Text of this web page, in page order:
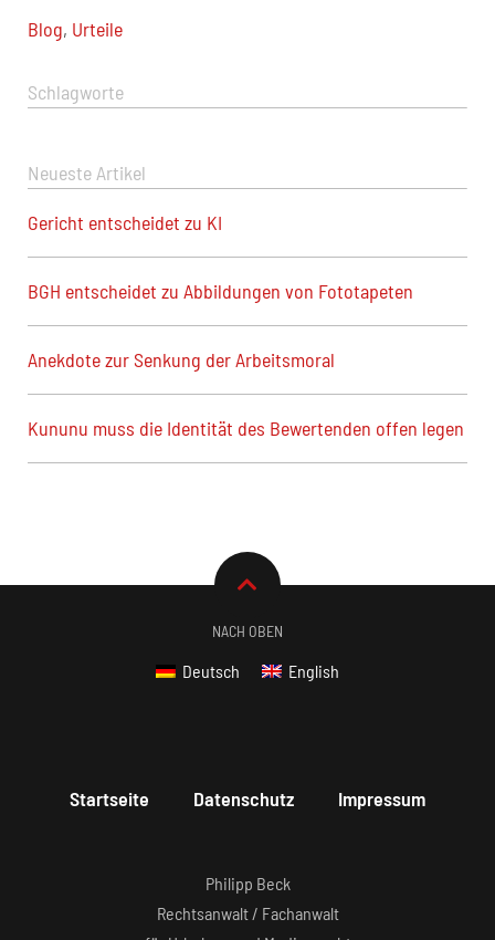
Blog, Urteile
Schlagworte
Neueste Artikel
Gericht entscheidet zu KI
BGH entscheidet zu Abbildungen von Fototapeten
Anekdote zur Senkung der Arbeitsmoral
Kununu muss die Identität des Bewertenden offen legen
NACH OBEN
Deutsch English
Startseite Datenschutz Impressum
Philipp Beck
Rechtsanwalt / Fachanwalt